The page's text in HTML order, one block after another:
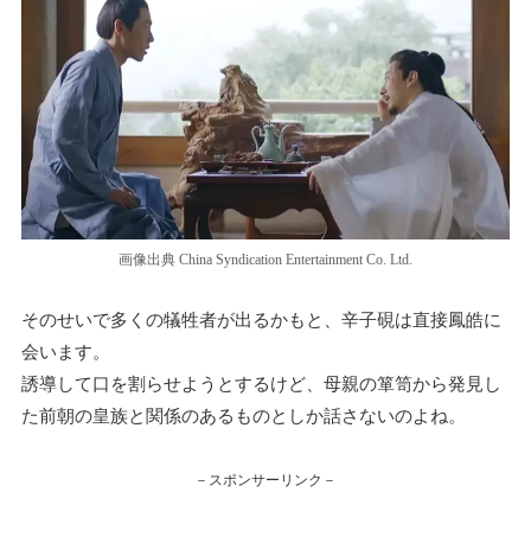
画像出典 China Syndication Entertainment Co. Ltd.
そのせいで多くの犠牲者が出るかもと、辛子硯は直接鳳皓に
会います。
誘導して口を割らせようとするけど、母親の箪笥から発見し
た前朝の皇族と関係のあるものとしか話さないのよね。
－スポンサーリンク－